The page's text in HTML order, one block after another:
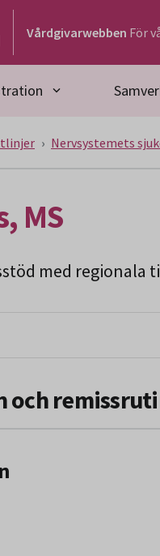
Vårdgivarwebben För
Nervsystemets
MS
med regionala
och